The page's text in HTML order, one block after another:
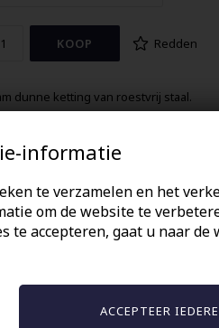
informatie
te verzamelen en het
om de website te
te accepteren, gaat u naar de
Redden
dunne ketting van roestvrij staal.
in verschillende lengtes.
hebben ook